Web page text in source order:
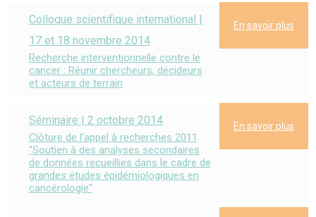
Colloque scientifique international |
17 et 18 novembre 2014
Recherche interventionnelle contre le
cancer : Réunir chercheurs, décideurs
et acteurs de terrain
En savoir plus
Séminaire | 2 octobre 2014
Clôture de l'appel à recherches 2011
"Soutien à des analyses secondaires
de données recueillies dans le cadre de
grandes études épidémiologiques en
cancérologie"
En savoir plus